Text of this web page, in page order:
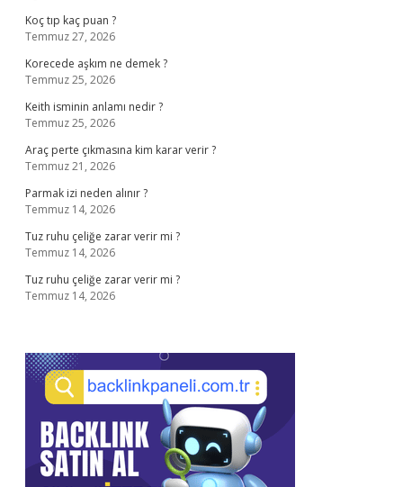
Koç tıp kaç puan ?
Temmuz 27, 2026
Korecede aşkım ne demek ?
Temmuz 25, 2026
Keith isminin anlamı nedir ?
Temmuz 25, 2026
Araç perte çıkmasına kim karar verir ?
Temmuz 21, 2026
Parmak izi neden alınır ?
Temmuz 14, 2026
Tuz ruhu çeliğe zarar verir mi ?
Temmuz 14, 2026
Tuz ruhu çeliğe zarar verir mi ?
Temmuz 14, 2026